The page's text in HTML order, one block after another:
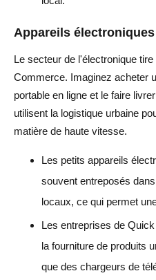
Appareils électroniques
Le secteur de l'électronique
Commerce. Imaginez acheter
portable en ligne et le faire
utilisent la logistique urbaine
matière de haute vitesse.
Les petits appareils
souvent entreposés
locaux, ce qui permet
Les entreprises de
la fourniture de produits
que des chargeurs de